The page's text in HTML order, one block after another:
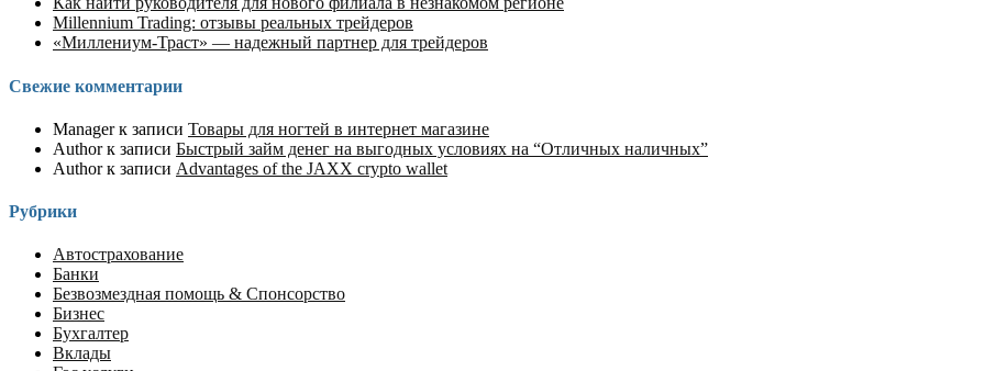
Millennium Trading: отзывы реальных трейдеров
«Миллениум-Траст» — надежный партнер для трейдеров
Свежие комментарии
Managerк записи Товары для ногтей в интернет магазине
Authorк записи Быстрый займ денег на выгодных условиях на “Отличных наличных”
Authorк записи Advantages of the JAXX crypto wallet
Рубрики
Автострахование
Банки
Безвозмездная помощь & Спонсорство
Бизнес
Бухгалтер
Вклады